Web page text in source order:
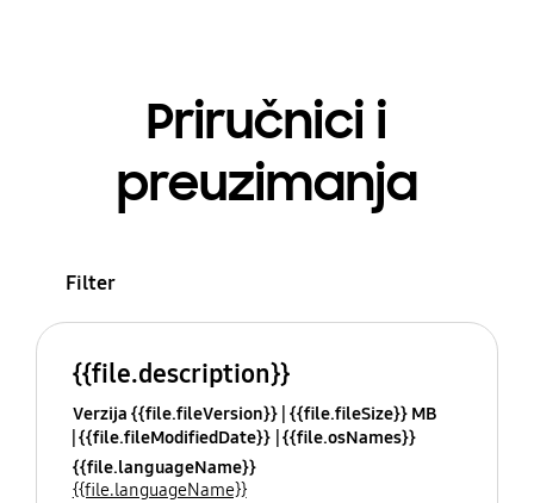
Priručnici i
preuzimanja
Filter
{{file.description}}
Verzija {{file.fileVersion}} {{file.fileSize}} MB
{{file.fileModifiedDate}} {{file.osNames}}
{{file.languageName}}
{{file.languageName}}